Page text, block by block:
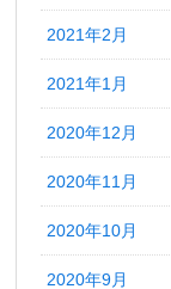
2021年2月
2021年1月
2020年12月
2020年11月
2020年10月
2020年9月